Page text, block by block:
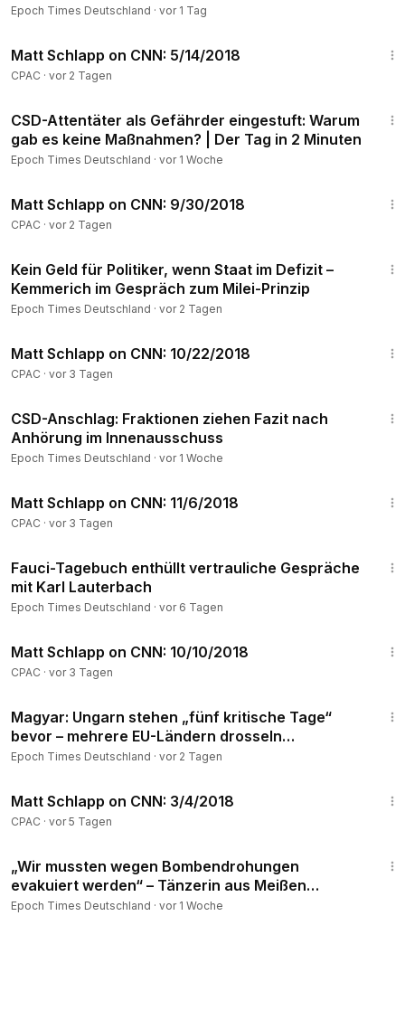
Epoch Times Deutschland · vor 1 Tag
Matt Schlapp on CNN: 5/14/2018
CPAC · vor 2 Tagen
CSD-Attentäter als Gefährder eingestuft: Warum
gab es keine Maßnahmen? | Der Tag in 2 Minuten
Epoch Times Deutschland · vor 1 Woche
Matt Schlapp on CNN: 9/30/2018
CPAC · vor 2 Tagen
Kein Geld für Politiker, wenn Staat im Defizit –
Kemmerich im Gespräch zum Milei-Prinzip
Epoch Times Deutschland · vor 2 Tagen
Matt Schlapp on CNN: 10/22/2018
CPAC · vor 3 Tagen
CSD-Anschlag: Fraktionen ziehen Fazit nach
Anhörung im Innenausschuss
Epoch Times Deutschland · vor 1 Woche
Matt Schlapp on CNN: 11/6/2018
CPAC · vor 3 Tagen
Fauci-Tagebuch enthüllt vertrauliche Gespräche
mit Karl Lauterbach
Epoch Times Deutschland · vor 6 Tagen
Matt Schlapp on CNN: 10/10/2018
CPAC · vor 3 Tagen
Magyar: Ungarn stehen „fünf kritische Tage“
bevor – mehrere EU-Ländern drosseln
Kernkraftwerke
Epoch Times Deutschland · vor 2 Tagen
Matt Schlapp on CNN: 3/4/2018
CPAC · vor 5 Tagen
„Wir mussten wegen Bombendrohungen
evakuiert werden“ – Tänzerin aus Meißen
berichtet
Epoch Times Deutschland · vor 1 Woche